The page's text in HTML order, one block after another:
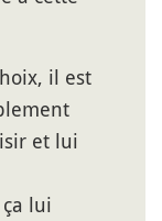
il est
et lui
lui